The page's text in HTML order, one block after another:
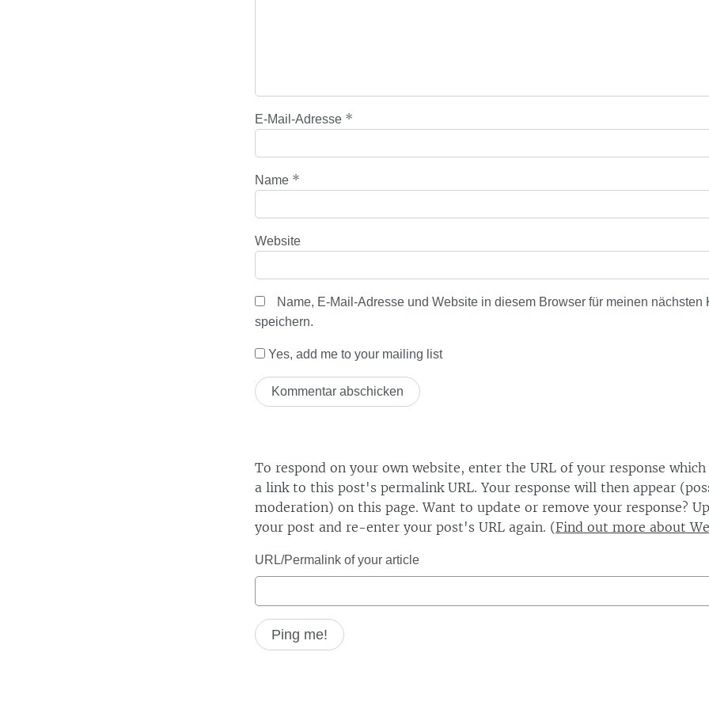
E-Mail-Adresse *
Name *
Website
Name, E-Mail-Adresse und Website in diesem Browser für meinen nächsten
speichern.
Yes, add me to your mailing list
To respond on your own website, enter the URL of your response
a link to this post's permalink URL. Your response will then appear
moderation) on this page. Want to update or remove your response?
your post and re-enter your post's URL again. (Find out more about
URL/Permalink of your article